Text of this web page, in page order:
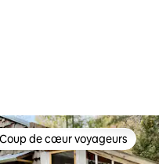
de cœur voyageurs les
Coup de cœur voyageurs